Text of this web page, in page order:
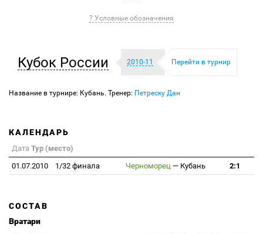
? Условные обозначения
Кубок России 2010-11 Перейти в турнир
Название в турнире: Кубань. Тренер: Петреску Дан
КАЛЕНДАРЬ
Дата Тур (место)
01.07.2010
1/32 финала Черноморец — Кубань 2:1
СОСТАВ
Вратари